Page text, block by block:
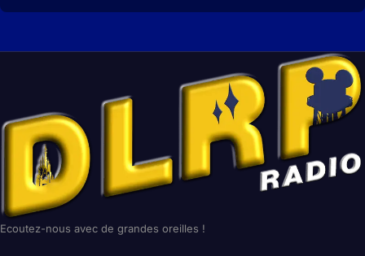
Ecoutez-nous avec de grandes oreilles !